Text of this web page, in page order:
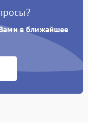
Подробнее →
в ближайшее